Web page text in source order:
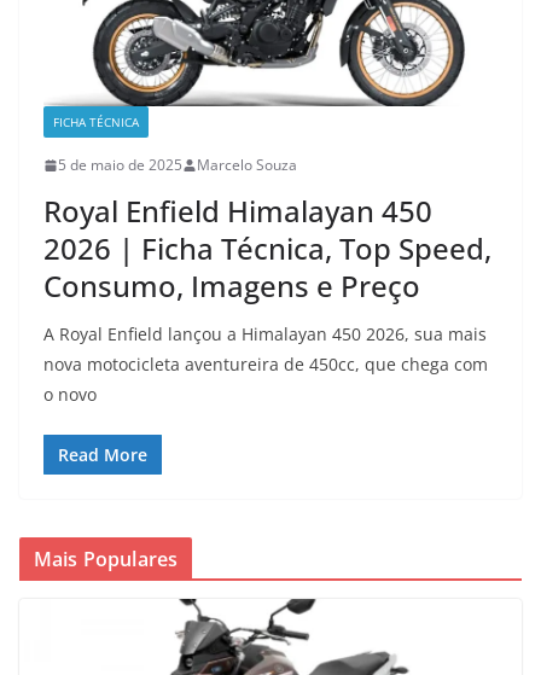
FICHA TÉCNICA
5 de maio de 2025 Marcelo Souza
Royal Enfield Himalayan 450
2026 | Ficha Técnica, Top Speed,
Consumo, Imagens e Preço
A Royal Enfield lançou a Himalayan 450 2026, sua mais
nova motocicleta aventureira de 450cc, que chega com
o novo
Read More
Mais Populares